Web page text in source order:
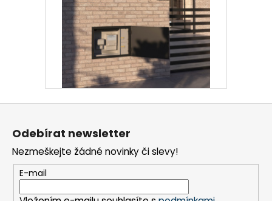
Odebírat newsletter
Nezmeškejte žádné novinky či slevy!
E-mail